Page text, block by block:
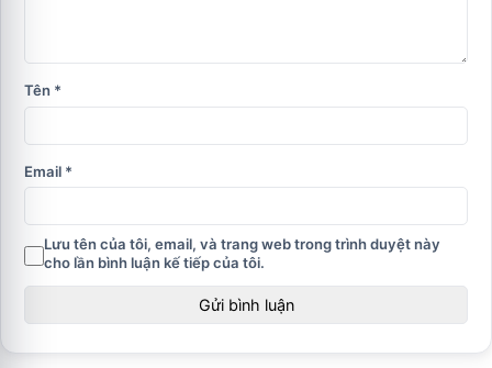
Tên *
Email *
Lưu tên của tôi, email, và trang web trong trình duyệt này
cho lần bình luận kế tiếp của tôi.